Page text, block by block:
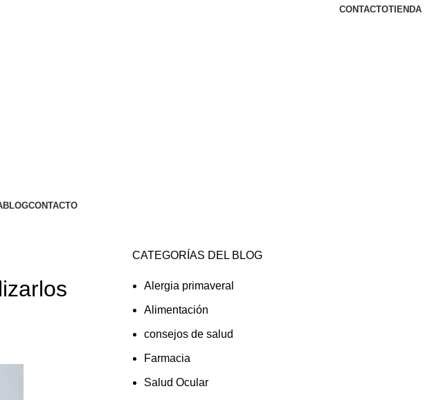
CONTACTOTIENDA
BLOGCONTACTO
CATEGORÍAS DEL BLOG
Alergia primaveral
Alimentación
consejos de salud
Farmacia
Salud Ocular